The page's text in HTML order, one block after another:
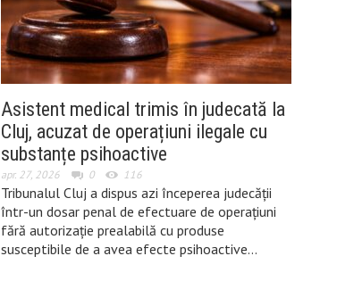
Asistent medical trimis în judecată la
Cluj, acuzat de operațiuni ilegale cu
substanțe psihoactive
apr. 27, 2026 0 116
Tribunalul Cluj a dispus azi începerea judecății
într-un dosar penal de efectuare de operațiuni
fără autorizație prealabilă cu produse
susceptibile de a avea efecte psihoactive…